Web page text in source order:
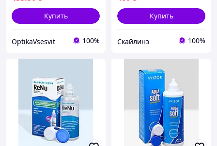
Купить
OptikaVsesvit 100%
Купить
Скайлинз 100%